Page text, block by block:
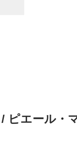
ピエール・